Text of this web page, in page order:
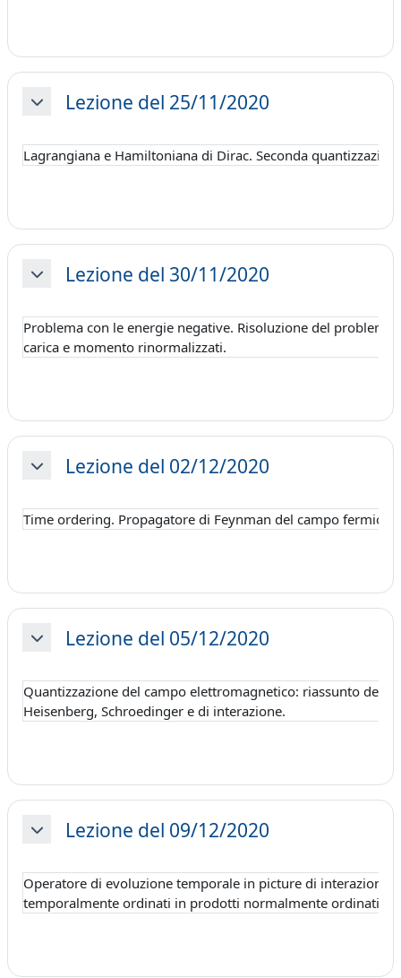
MinimizzaLezione del 25/11/2020
Lagrangiana e Hamiltoniana di Dirac. Seconda
MinimizzaLezione del 30/11/2020
Problema con le energie negative. Risoluzione del
carica e momento rinormalizzati.
MinimizzaLezione del 02/12/2020
Time ordering. Propagatore di Feynman del campo
MinimizzaLezione del 05/12/2020
Quantizzazione del campo elettromagnetico: riassunto dei
Heisenberg, Schroedinger e di interazione.
MinimizzaLezione del 09/12/2020
Operatore di evoluzione temporale in picture di
temporalmente ordinati in prodotti normalmente ordinati.